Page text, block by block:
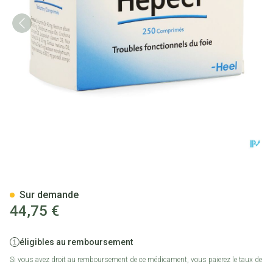
44,75 €
éligibles au remboursement
Si vous avez droit au remboursement de ce médicament, vous paierez le taux de
Sur demande